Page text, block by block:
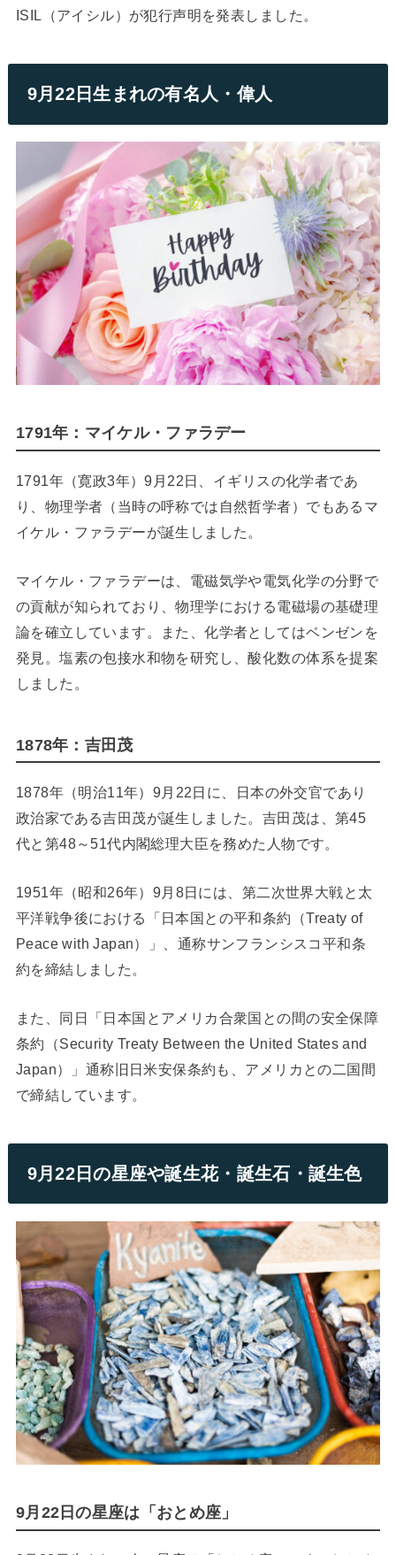
ISIL（アイシル）が犯行声明を発表しました。
9月22日生まれの有名人・偉人
1791年：マイケル・ファラデー
1791年（寛政3年）9月22日、イギリスの化学者であ
り、物理学者（当時の呼称では自然哲学者）でもあるマ
イケル・ファラデーが誕生しました。
マイケル・ファラデーは、電磁気学や電気化学の分野で
の貢献が知られており、物理学における電磁場の基礎理
論を確立しています。また、化学者としてはベンゼンを
発見。塩素の包接水和物を研究し、酸化数の体系を提案
しました。
1878年：吉田茂
1878年（明治11年）9月22日に、日本の外交官であり
政治家である吉田茂が誕生しました。吉田茂は、第45
代と第48～51代内閣総理大臣を務めた人物です。
1951年（昭和26年）9月8日には、第二次世界大戦と太
平洋戦争後における「日本国との平和条約（Treaty of
Peace with Japan）」、通称サンフランシスコ平和条
約を締結しました。
また、同日「日本国とアメリカ合衆国との間の安全保障
条約（Security Treaty Between the United States and
Japan）」通称旧日米安保条約も、アメリカとの二国間
で締結しています。
9月22日の星座や誕生花・誕生石・誕生色
9月22日の星座は「おとめ座」